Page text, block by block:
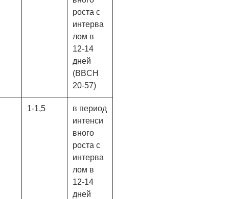
роста с
интерва
лом в
12-14
дней
(BBCH
20-57)
1-1,5
в период
интенси
вного
роста с
интерва
лом в
12-14
дней